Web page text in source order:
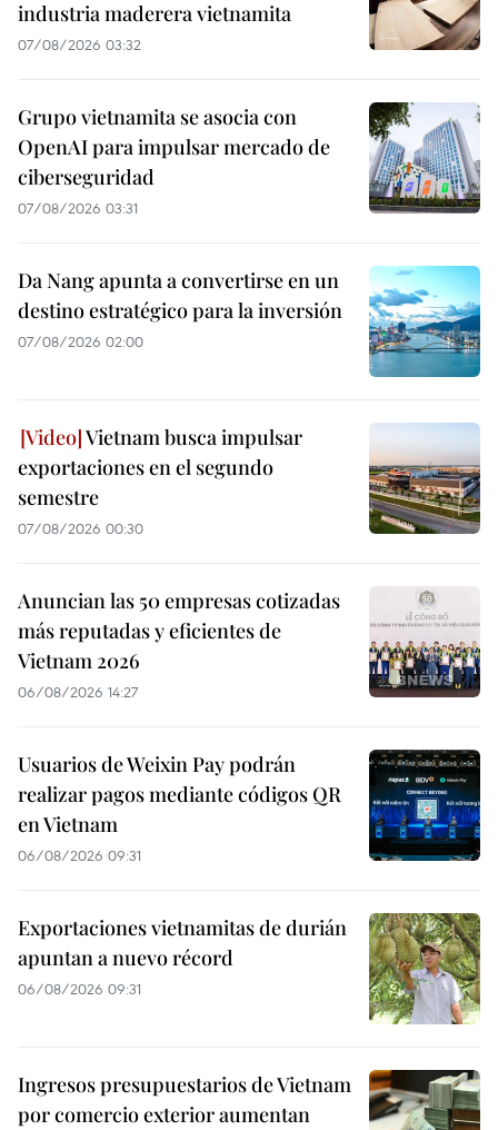
industria maderera vietnamita
07/08/2026 03:32
Grupo vietnamita se asocia con
OpenAI para impulsar mercado de
ciberseguridad
07/08/2026 03:31
Da Nang apunta a convertirse en un
destino estratégico para la inversión
07/08/2026 02:00
Vietnam busca impulsar
exportaciones en el segundo
semestre
07/08/2026 00:30
Anuncian las 50 empresas cotizadas
más reputadas y eficientes de
Vietnam 2026
06/08/2026 14:27
Usuarios de Weixin Pay podrán
realizar pagos mediante códigos QR
en Vietnam
06/08/2026 09:31
Exportaciones vietnamitas de durián
apuntan a nuevo récord
06/08/2026 09:31
Ingresos presupuestarios de Vietnam
por comercio exterior aumentan